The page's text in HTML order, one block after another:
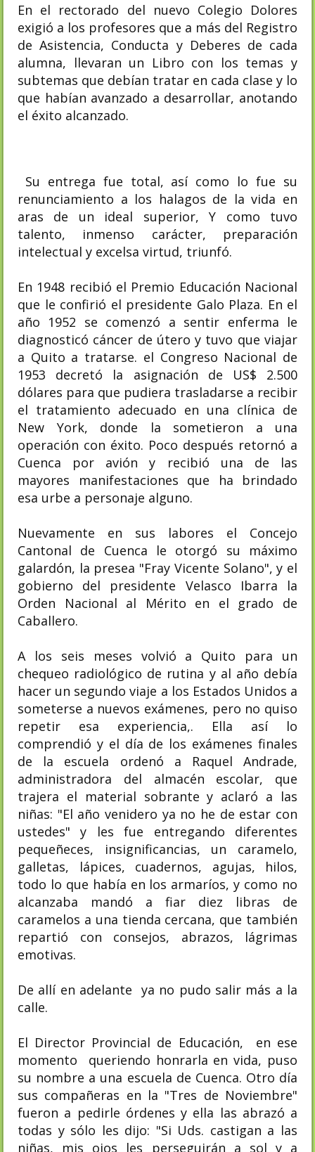
En el rectorado del nuevo Colegio Dolores
exigió a los profesores que a más del Registro
de Asistencia, Conducta y Deberes de cada
alumna, llevaran un Libro con los temas y
subtemas que debían tratar en cada clase y lo
que habían avanzado a desarrollar, anotando
el éxito alcanzado.
Su entrega fue total, así como lo fue su
renunciamiento a los halagos de la vida en
aras de un ideal superior, Y como tuvo
talento, inmenso carácter, preparación
intelectual y excelsa virtud, triunfó.
En 1948 recibió el Premio Educación Nacional
que le confirió el presidente Galo Plaza. En el
año 1952 se comenzó a sentir enferma le
diagnosticó cáncer de útero y tuvo que viajar
a Quito a tratarse. el Congreso Nacional de
1953 decretó la asignación de US$ 2.500
dólares para que pudiera trasladarse a recibir
el tratamiento adecuado en una clínica de
New York, donde la sometieron a una
operación con éxito. Poco después retornó a
Cuenca por avión y recibió una de las
mayores manifestaciones que ha brindado
esa urbe a personaje alguno.
Nuevamente en sus labores el Concejo
Cantonal de Cuenca le otorgó su máximo
galardón, la presea "Fray Vicente Solano", y el
gobierno del presidente Velasco Ibarra la
Orden Nacional al Mérito en el grado de
Caballero.
A los seis meses volvió a Quito para un
chequeo radiológico de rutina y al año debía
hacer un segundo viaje a los Estados Unidos a
someterse a nuevos exámenes, pero no quiso
repetir esa experiencia,. Ella así lo
comprendió y el día de los exámenes finales
de la escuela ordenó a Raquel Andrade,
administradora del almacén escolar, que
trajera el material sobrante y aclaró a las
niñas: "El año venidero ya no he de estar con
ustedes" y les fue entregando diferentes
pequeñeces, insignificancias, un caramelo,
galletas, lápices, cuadernos, agujas, hilos,
todo lo que había en los armaríos, y como no
alcanzaba mandó a fiar diez libras de
caramelos a una tienda cercana, que también
repartió con consejos, abrazos, lágrimas
emotivas.
De allí en adelante ya no pudo salir más a la
calle.
El Director Provincial de Educación, en ese
momento queriendo honrarla en vida, puso
su nombre a una escuela de Cuenca. Otro día
sus compañeras en la "Tres de Noviembre"
fueron a pedirle órdenes y ella las abrazó a
todas y sólo les dijo: "Si Uds. castigan a las
niñas, mis ojos les perseguirán a sol y a